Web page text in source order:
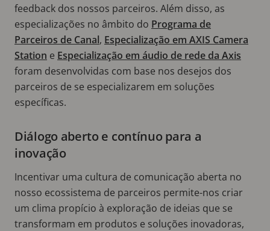
feedback dos nossos parceiros. Além disso, as
especializações no âmbito do Programa de
Parceiros de Canal, Especialização em AXIS Camera
Station e Especialização em áudio de rede da Axis
foram desenvolvidas com base nos desejos dos
parceiros de se especializarem em soluções
específicas.
Diálogo aberto e contínuo para a
inovação
Incentivar uma cultura de comunicação aberta no
nosso ecossistema de parceiros permite-nos criar
um clima propício à exploração de ideias que se
transformam em produtos e soluções inovadoras,